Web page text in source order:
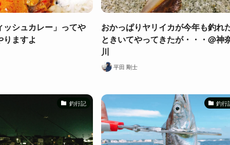
ッシュカレー」ってや
りますよ
おかっぱりヤリイカが今年も釣れ
ときいてやってきたが・・・@神
川
平田 剛士
釣行記 釣行